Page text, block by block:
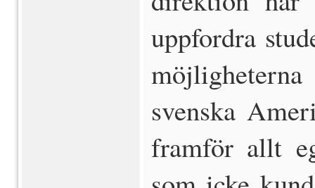
uppfordra
svenska
framför allt